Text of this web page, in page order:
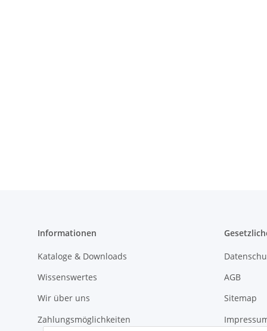
Informationen
Kataloge & Downloads
Wissenswertes
Wir über uns
Zahlungsmöglichkeiten
AGB
Sitemap